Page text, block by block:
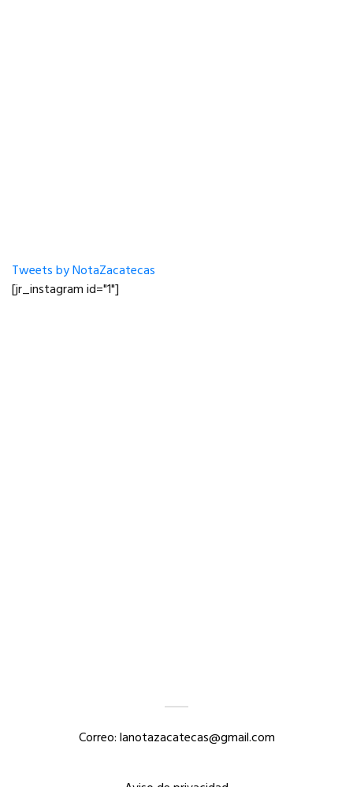
Tweets by NotaZacatecas
[jr_instagram id="1"]
Correo: lanotazacatecas@gmail.com